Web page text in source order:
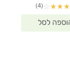
★
★
★
☆
(4)